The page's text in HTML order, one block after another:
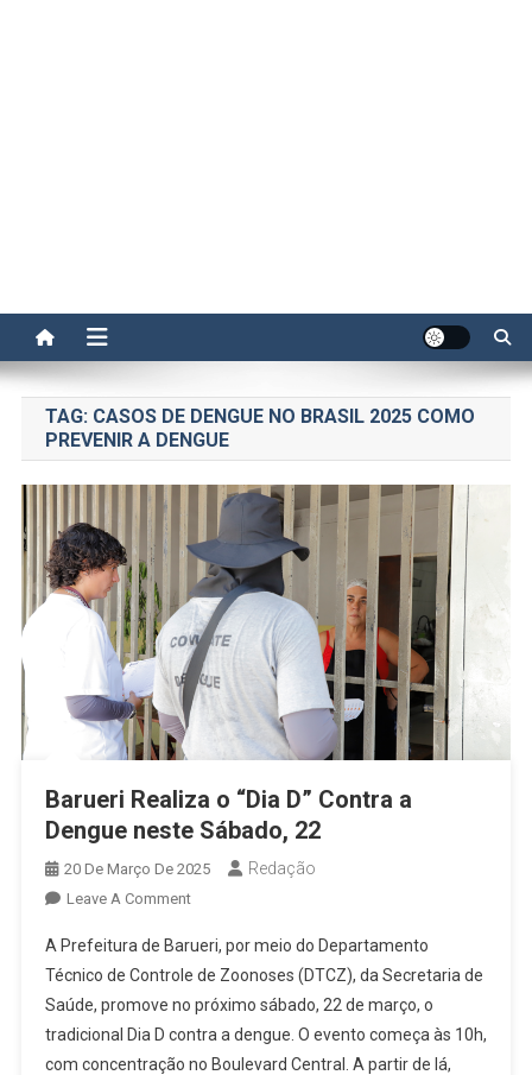
TAG: CASOS DE DENGUE NO BRASIL 2025 COMO
PREVENIR A DENGUE
Barueri Realiza o “Dia D” Contra a
Dengue neste Sábado, 22
20 De Março De 2025 Redação
Leave A CommentOn
Realiza
O
“Dia
D”
Contra
A Prefeitura de Barueri, por meio do Departamento
Técnico de Controle de Zoonoses (DTCZ), da Secretaria de
Saúde, promove no próximo sábado, 22 de março, o
tradicional Dia D contra a dengue. O evento começa às 10h,
com concentração no Boulevard Central. A partir de lá,